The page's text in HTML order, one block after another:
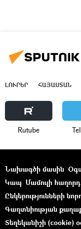
ԼՈՒՐԵՐ ՀԱՅԱՍՏԱՆ
Rutube
Նախագծի մասին
Կապ Մամուլի
Ընկերությունների
Գաղտնիության
Տեղեկանիշի (cookie)